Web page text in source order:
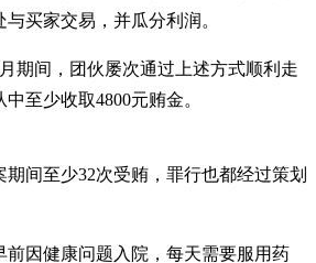
买家交易，并瓜分利润。
期间，团伙屡次通过上述方式顺利走
至少收取4800元贿金。
间至少32次受贿，罪行也都经过策划
前因健康问题入院，每天需要服用药